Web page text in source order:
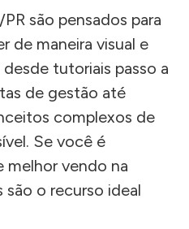
são pensados para
de maneira visual e
tutoriais passo a
de gestão até
complexos de
Se você é
melhor vendo na
são o recurso ideal